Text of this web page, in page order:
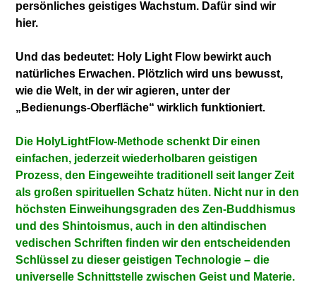
persönliches geistiges Wachstum. Dafür sind wir
hier.
Und das bedeutet: Holy Light Flow bewirkt auch
natürliches Erwachen. Plötzlich wird uns bewusst,
wie die Welt, in der wir agieren, unter der
„Bedienungs-Oberfläche“ wirklich funktioniert.
Die HolyLightFlow-Methode schenkt Dir einen
einfachen, jederzeit wiederholbaren geistigen
Prozess, den Eingeweihte traditionell seit langer Zeit
als großen spirituellen Schatz hüten. Nicht nur in den
höchsten Einweihungsgraden des Zen-Buddhismus
und des Shintoismus, auch in den altindischen
vedischen Schriften finden wir den entscheidenden
Schlüssel zu dieser geistigen Technologie – die
universelle Schnittstelle zwischen Geist und Materie.